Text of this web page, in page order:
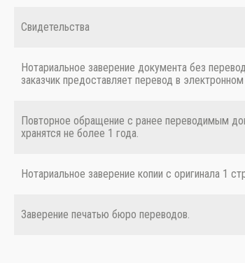
Свидетельства
Нотариальное заверение документа без
заказчик предоставляет перевод в
Повторное обращение с ранее переводимым
хранятся не более 1 года.
Нотариальное заверение копии с оригинала 1
Заверение печатью бюро переводов.